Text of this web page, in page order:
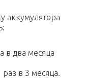
аккумулятора
в два месяца
в 3 месяца.